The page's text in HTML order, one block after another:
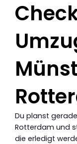
Du planst
Rotterdam und
die erledigt